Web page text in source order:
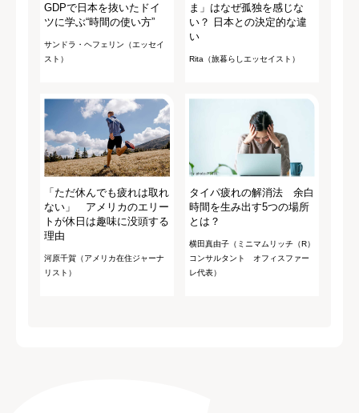
GDPで日本を抜いたドイ
ツに学ぶ“時間の使い方”
サンドラ・ヘフェリン（エッセイ
スト）
ま」はなぜ孤独を感じな
い？ 日本との決定的な違
い
Rita（旅暮らしエッセイスト）
「ただ休んでも疲れは取れ
ない」 アメリカのエリー
トが休日は趣味に没頭する
理由
河原千賀（アメリカ在住ジャーナ
リスト）
タイパ疲れの解消法 余白
時間を生み出す5つの場所
とは？
横田真由子（ミニマムリッチ（R）
コンサルタント オフィスファー
レ代表）